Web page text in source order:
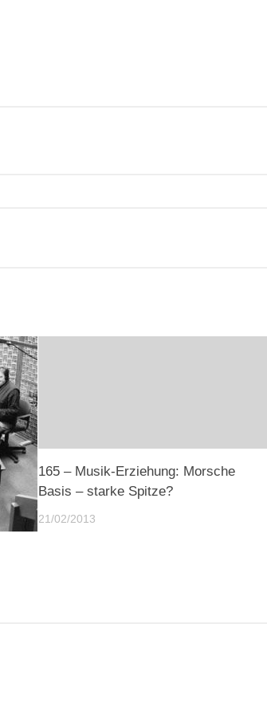
165 – Musik-Erziehung: Morsche
Basis – starke Spitze?
21/02/2013